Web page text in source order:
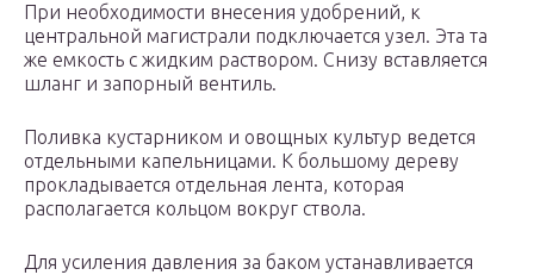
При необходимости внесения удобрений, к
центральной магистрали подключается узел. Эта та
же емкость с жидким раствором. Снизу вставляется
шланг и запорный вентиль.
Поливка кустарником и овощных культур ведется
отдельными капельницами. К большому дереву
прокладывается отдельная лента, которая
располагается кольцом вокруг ствола.
Для усиления давления за баком устанавливается